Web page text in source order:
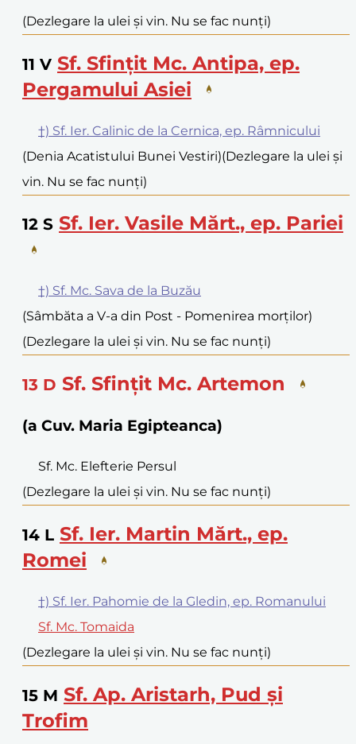
(Dezlegare la ulei și vin. Nu se fac nunți)
11 V Sf. Sfințit Mc. Antipa, ep.
Pergamului Asiei
†) Sf. Ier. Calinic de la Cernica, ep. Râmnicului
(Denia Acatistului Bunei Vestiri)(Dezlegare la ulei și
vin. Nu se fac nunți)
12 S Sf. Ier. Vasile Mărt., ep. Pariei
†) Sf. Mc. Sava de la Buzău
(Sâmbăta a V-a din Post - Pomenirea morților)
(Dezlegare la ulei și vin. Nu se fac nunți)
13 D Sf. Sfințit Mc. Artemon
(a Cuv. Maria Egipteanca)
Sf. Mc. Elefterie Persul
(Dezlegare la ulei și vin. Nu se fac nunți)
14 L Sf. Ier. Martin Mărt., ep.
Romei
†) Sf. Ier. Pahomie de la Gledin, ep. Romanului
Sf. Mc. Tomaida
(Dezlegare la ulei și vin. Nu se fac nunți)
15 M Sf. Ap. Aristarh, Pud și
Trofim